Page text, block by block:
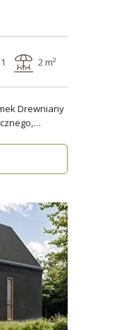
2 m²
Drewniany